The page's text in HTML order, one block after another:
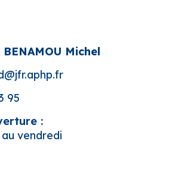
Michel
95
:
vendredi